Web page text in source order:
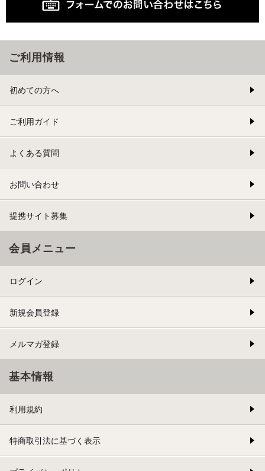
ご利用情報
初めての方へ
ご利用ガイド
よくある質問
お問い合わせ
提携サイト募集
会員メニュー
ログイン
新規会員登録
メルマガ登録
基本情報
利用規約
特商取引法に基づく表示